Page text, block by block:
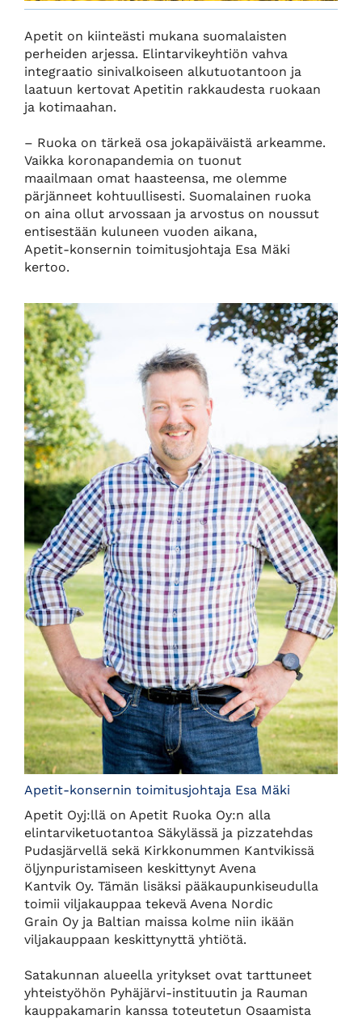
Apetit on kiinteästi mukana suomalaisten
perheiden arjessa. Elintarvikeyhtiön vahva
integraatio sinivalkoiseen alkutuotantoon ja
laatuun kertovat Apetitin rakkaudesta ruokaan
ja kotimaahan.
– Ruoka on tärkeä osa jokapäiväistä arkeamme.
Vaikka koronapandemia on tuonut
maailmaan omat haasteensa, me olemme
pärjänneet kohtuullisesti. Suomalainen ruoka
on aina ollut arvossaan ja arvostus on noussut
entisestään kuluneen vuoden aikana,
Apetit-konsernin toimitusjohtaja Esa Mäki
kertoo.
Apetit-konsernin toimitusjohtaja Esa Mäki
Apetit Oyj:llä on Apetit Ruoka Oy:n alla
elintarviketuotantoa Säkylässä ja pizzatehdas
Pudasjärvellä sekä Kirkkonummen Kantvikissä
öljynpuristamiseen keskittynyt Avena
Kantvik Oy. Tämän lisäksi pääkaupunkiseudulla
toimii viljakauppaa tekevä Avena Nordic
Grain Oy ja Baltian maissa kolme niin ikään
viljakauppaan keskittynyttä yhtiötä.
Satakunnan alueella yritykset ovat tarttuneet
yhteistyöhön Pyhäjärvi-instituutin ja Rauman
kauppakamarin kanssa toteutetun Osaamista